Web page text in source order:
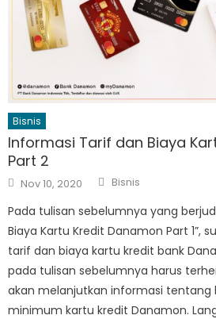
Bisnis
Informasi Tarif dan Biaya
Part 2
Posted
on
Nov 10, 2020 Author
Bisnis
Pada tulisan sebelumnya yang
Biaya Kartu Kredit Danamon Part 1”,
tarif dan biaya kartu kredit bank
pada tulisan sebelumnya harus
akan melanjutkan informasi tentang
minimum kartu kredit Danamon.